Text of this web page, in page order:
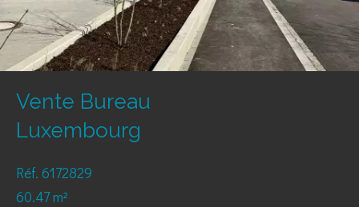
Vente Bureau
Luxembourg
Réf. 6172829
60.47 m²